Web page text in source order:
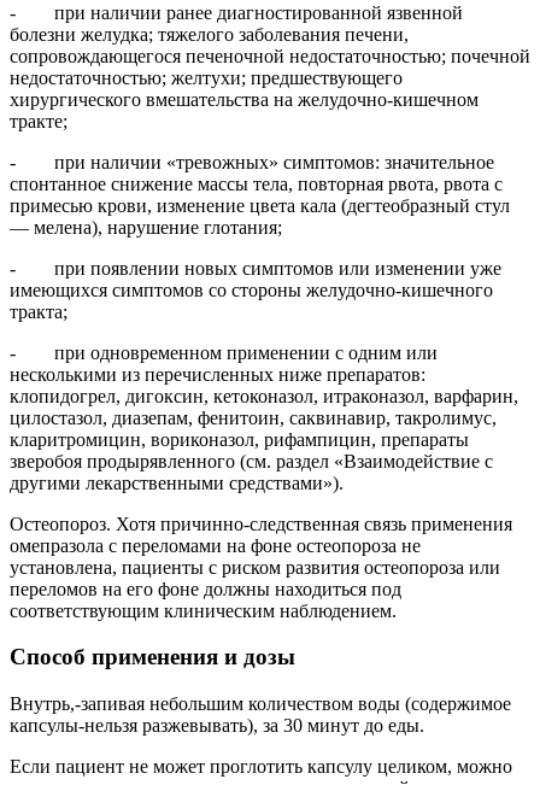
- при наличии ранее диагностированной язвенной
болезни желудка; тяжелого заболевания печени,
сопровождающегося печеночной недостаточностью; почечной
недостаточностью; желтухи; предшествующего
хирургического вмешательства на желудочно-кишечном
тракте;
- при наличии «тревожных» симптомов: значительное
спонтанное снижение массы тела, повторная рвота, рвота с
примесью крови, изменение цвета кала (дегтеобразный стул
— мелена), нарушение глотания;
- при появлении новых симптомов или изменении уже
имеющихся симптомов со стороны желудочно-кишечного
тракта;
- при одновременном применении с одним или
несколькими из перечисленных ниже препаратов:
клопидогрел, дигоксин, кетоконазол, итраконазол, варфарин,
цилостазол, диазепам, фенитоин, саквинавир, такролимус,
кларитромицин, вориконазол, рифампицин, препараты
зверобоя продырявленного (см. раздел «Взаимодействие с
другими лекарственными средствами»).
Остеопороз. Хотя причинно-следственная связь применения
омепразола с переломами на фоне остеопороза не
установлена, пациенты с риском развития остеопороза или
переломов на его фоне должны находиться под
соответствующим клиническим наблюдением.
Способ применения и дозы
Внутрь,-запивая небольшим количеством воды (содержимое
капсулы-нельзя разжевывать), за 30 минут до еды.
Если пациент не может проглотить капсулу целиком, можно